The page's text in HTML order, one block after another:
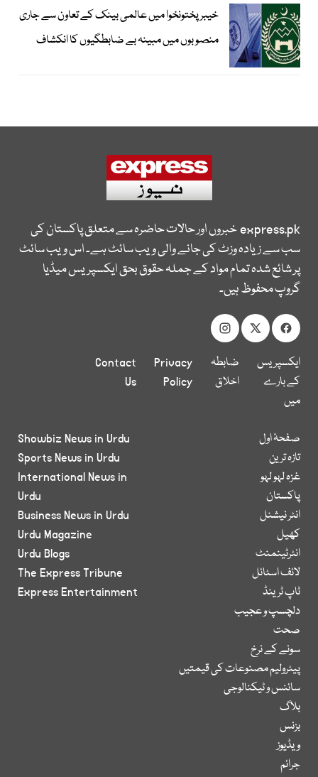
خیبرپختونخوا میں عالمی بینک کے تعاون سے جاری
منصوبوں میں مبینہ بے ضابطگیوں کا انکشاف
express.pkخبروں اور حالات حاضرہ سے متعلق پاکستان کی
سب سے زیادہ وزٹ کی جانے والی ویب سائٹ ہے۔ اس ویب سائٹ
پر شائع شدہ تمام مواد کے جملہ حقوق بحق ایکسپریس میڈیا
گروپ محفوظ ہیں۔
ایکسپریس
کے بارے
میں
ضابطہ
اخلاق
Privacy
Policy
Contact
Us
صفحۂ اول
تازہ ترین
غزہ لہو لہو
پاکستان
انٹر نیشنل
کھیل
انٹرٹینمنٹ
لائف اسٹائل
ٹاپ ٹرینڈ
دلچسپ و عجیب
صحت
سونے کے نرخ
پیٹرولیم مصنوعات کی قیمتیں
سائنس و ٹیکنالوجی
بلاگ
بزنس
ویڈیوز
جرائم
Showbiz News in Urdu
Sports News in Urdu
International News in
Urdu
Business News in Urdu
Urdu Magazine
Urdu Blogs
The Express Tribune
Express Entertainment